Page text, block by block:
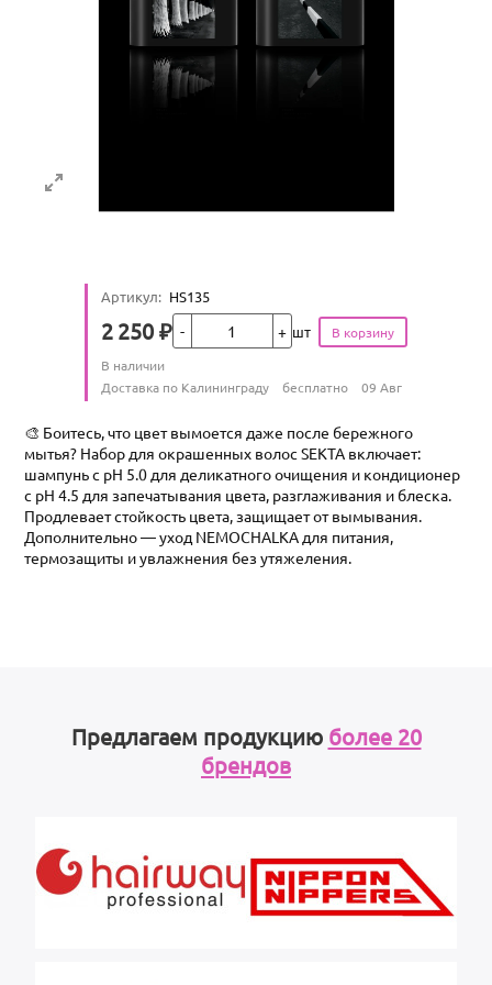
Артикул: HS135
Цена
2 250 ₽Кол-во шт
Количество
В наличии
Условия доставки
Доставка по Калининграду бесплатно 09 Авг
🎨 Боитесь, что цвет вымоется даже после бережного
мытья? Набор для окрашенных волос SEKTA включает:
шампунь с pH 5.0 для деликатного очищения и кондиционер
с pH 4.5 для запечатывания цвета, разглаживания и блеска.
Продлевает стойкость цвета, защищает от вымывания.
Дополнительно — уход NEMOCHALKA для питания,
термозащиты и увлажнения без утяжеления.
Предлагаем продукцию более 20
брендов